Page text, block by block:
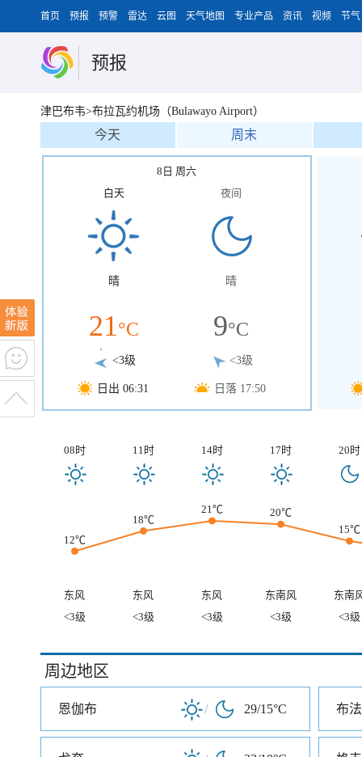
首页 预报 预警 雷达 云图 天气地图 专业产品 资讯 视频 节气
预报
津巴布韦>布拉瓦约机场（Bulawayo Airport）
今天 周末
8日 周六
白天
晴
21°C
<3级
日出 06:31
夜间
晴
9°C
<3级
日落 17:50
08时 11时 14时 17时 20时
12℃
18℃
21℃
20℃
15℃
东风 东风 东风 东南风
东南
<3级
<3级 <3级 <3级 <3级
周边地区
恩伽布 / 29/15°C 布